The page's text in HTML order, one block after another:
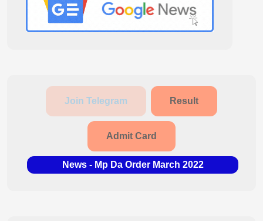
Join Telegram Result
Admit Card
News - Mp Da Order March 2022